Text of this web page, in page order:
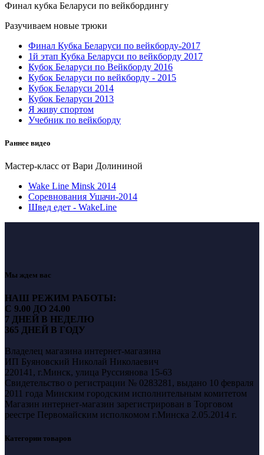
Финал кубка Беларуси по вейкбордингу
Разучиваем новые трюки
Финал Кубка Беларуси по вейкборду-2017
1й этап Кубка Беларуси по вейкборду 2017
Кубок Беларуси по Вейкборду 2016
Кубок Беларуси по вейкборду - 2015
Кубок Беларуси 2014
Кубок Беларуси 2013
Я живу спортом
Учебник по вейкборду
Раннее видео
Мастер-класс от Вари Долининой
Wake Line Minsk 2014
Соревнования Ушачи-2014
Швед едет - WakeLine
Мы ждем вас
НАШ РЕЖИМ РАБОТЫ:
С 9.00 ДО 24.00
7 ДНЕЙ В НЕДЕЛЮ
365 ДНЕЙ В ГОДУ
Владелец магазина интернет-магазина
ИП Буяновский Николай Николаевич
220141, г.Минск, улица Руссиянова 15-63
Свидетельство о регистрации № 0283281, выдано 10 февраля
2011 года Минским городским исполнительным комитетом
Магазин интернет-магазин зарегистрирован в Торговом
реестре Первомайским исполкомом г.Минска 2.05.2014 г.
Категории товаров